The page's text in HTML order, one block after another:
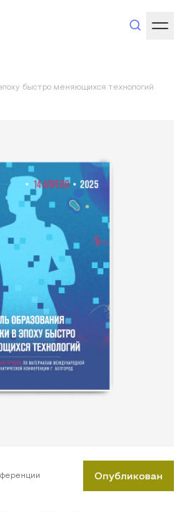
быстро меняющихся технологий
Опубликован